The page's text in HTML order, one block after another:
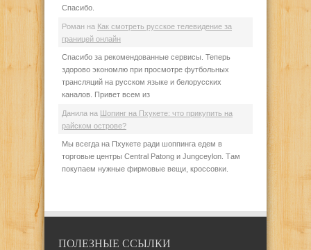
Спасибо.
Роман на Как смотреть русское телевидение за
границей онлайн
Спасибо за рекомендованные сервисы. Теперь
здорово экономлю при просмотре футбольных
трансляций на русском языке и белорусских
каналов. Привет всем из
Данила на Шопинг на Пхукете: что прикупить на
райском острове?
Мы всегда на Пхукете ради шоппинга едем в
торговые центры Central Patong и Jungceylon. Там
покупаем нужные фирмовые вещи, кроссовки.
ПОЛЕЗНЫЕ ССЫЛКИ